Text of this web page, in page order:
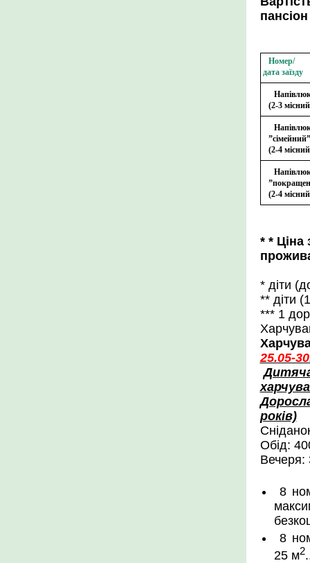
Номер/
дата заїзду
(2-3
(2-4
(2-4
* * Ціна
* діти
** діти
*** 1
25.05-
Дитяча
років)
Обід:
Вечеря:
8
8
25 м2